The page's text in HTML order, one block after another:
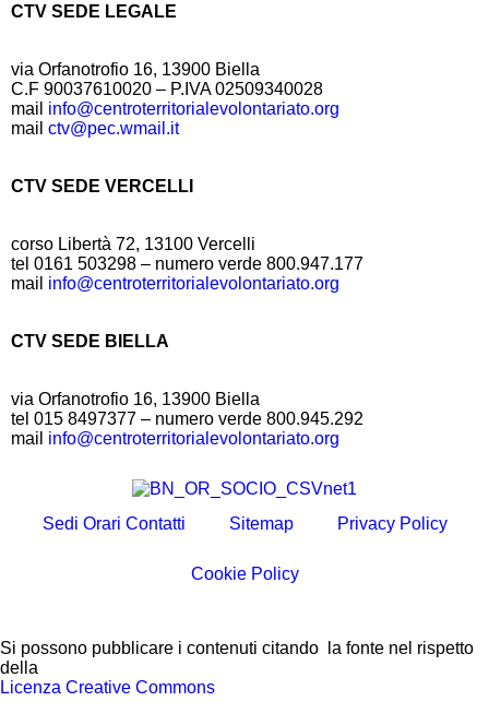
CTV SEDE LEGALE
via Orfanotrofio 16, 13900 Biella
C.F 90037610020 – P.IVA 02509340028
mail info@centroterritorialevolontariato.org
mail ctv@pec.wmail.it
CTV SEDE VERCELLI
corso Libertà 72, 13100 Vercelli
tel 0161 503298 – numero verde 800.947.177
mail info@centroterritorialevolontariato.org
CTV SEDE BIELLA
via Orfanotrofio 16, 13900 Biella
tel 015 8497377 – numero verde 800.945.292
mail info@centroterritorialevolontariato.org
Sedi Orari Contatti Sitemap Privacy Policy
Cookie Policy
Si possono pubblicare i contenuti citando la fonte nel rispetto
della
Licenza Creative Commons